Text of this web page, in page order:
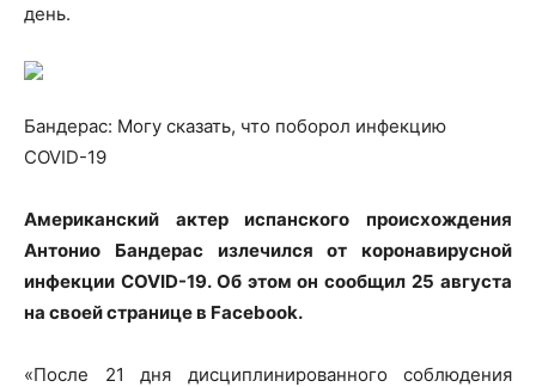
день.
Бандерас: Могу сказать, что поборол инфекцию
COVID-19
Американский актер испанского происхождения
Антонио Бандерас излечился от коронавирусной
инфекции COVID-19. Об этом он сообщил 25 августа
на своей странице в Facebook.
«После 21 дня дисциплинированного соблюдения